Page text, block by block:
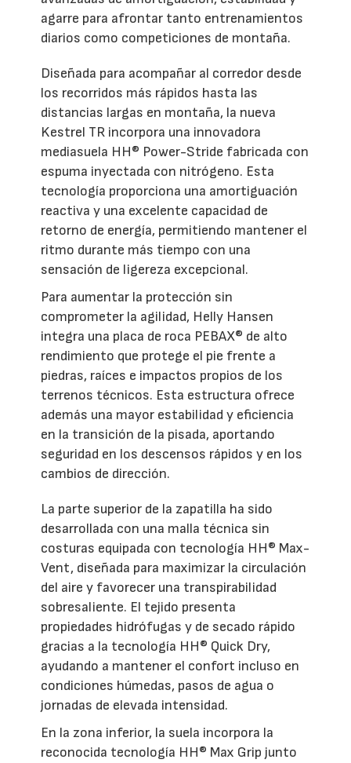
agarre para afrontar tanto entrenamientos
diarios como competiciones de montaña.
Diseñada para acompañar al corredor desde
los recorridos más rápidos hasta las
distancias largas en montaña, la nueva
Kestrel TR incorpora una innovadora
mediasuela HH® Power-Stride fabricada con
espuma inyectada con nitrógeno. Esta
tecnología proporciona una amortiguación
reactiva y una excelente capacidad de
retorno de energía, permitiendo mantener el
ritmo durante más tiempo con una
sensación de ligereza excepcional.
Para aumentar la protección sin
comprometer la agilidad, Helly Hansen
integra una placa de roca PEBAX® de alto
rendimiento que protege el pie frente a
piedras, raíces e impactos propios de los
terrenos técnicos. Esta estructura ofrece
además una mayor estabilidad y eficiencia
en la transición de la pisada, aportando
seguridad en los descensos rápidos y en los
cambios de dirección.
La parte superior de la zapatilla ha sido
desarrollada con una malla técnica sin
costuras equipada con tecnología HH® Max-
Vent, diseñada para maximizar la circulación
del aire y favorecer una transpirabilidad
sobresaliente. El tejido presenta
propiedades hidrófugas y de secado rápido
gracias a la tecnología HH® Quick Dry,
ayudando a mantener el confort incluso en
condiciones húmedas, pasos de agua o
jornadas de elevada intensidad.
En la zona inferior, la suela incorpora la
reconocida tecnología HH® Max Grip junto